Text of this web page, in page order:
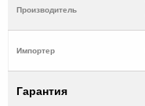
Производитель
Импортер
Гарантия